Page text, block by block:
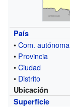
País
•Com. autónoma
• Provincia
•Ciudad
• Distrito
Ubicación
Superficie